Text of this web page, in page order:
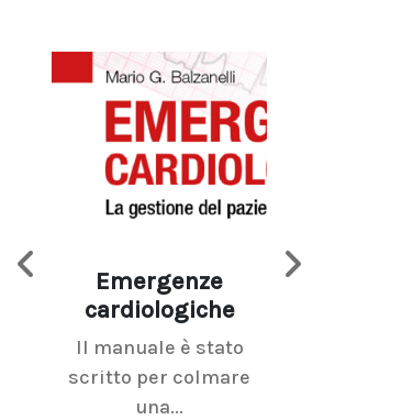
Emergenze
cardiologiche
Il manuale è stato
scritto per colmare
una...